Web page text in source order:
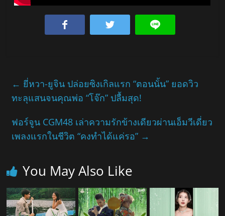
← ยี่หวา-ยูจิน ปล่อยซิงเกิลแรก “ตอนนั้น” ยอดวิว
ทะลุแสนจนคุณพ่อ “โจ๊ก” ปลื้มสุด!
ฟอร์จูน CGM48 เล่าความรักข้างเดียวผ่านเอ็มวีเดี่ยว
เพลงแรกในชีวิต “คงทำได้แค่รอ” →
You May Also Like